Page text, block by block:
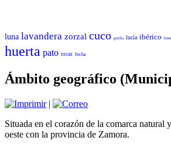
luna lavandera zorzal cuco grulla lucía ibérico
huerta pato rocas focha
Ámbito geográfico
|
Situada en el corazón de la comarca
oeste con la provincia de Zamora.